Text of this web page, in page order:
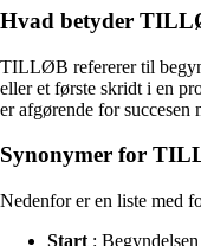
Hvad betyder
TILLØB refererer til
eller et første skridt i en
er afgørende for succesen
Synonymer for
Nedenfor er en liste med
Start :